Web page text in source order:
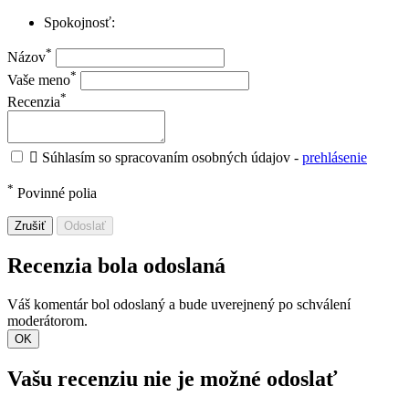
Spokojnosť:
Názov*
Vaše meno*
Recenzia*
 Súhlasím so spracovaním osobných údajov - prehlásenie
* Povinné polia
Zrušiť Odoslať
Recenzia bola odoslaná
Váš komentár bol odoslaný a bude uverejnený po schválení
moderátorom.
OK
Vašu recenziu nie je možné odoslať